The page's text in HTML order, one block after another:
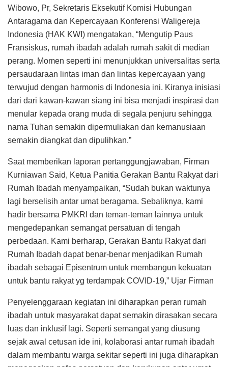
Wibowo, Pr, Sekretaris Eksekutif Komisi Hubungan
Antaragama dan Kepercayaan Konferensi Waligereja
Indonesia (HAK KWI) mengatakan, “Mengutip Paus
Fransiskus, rumah ibadah adalah rumah sakit di median
perang. Momen seperti ini menunjukkan universalitas serta
persaudaraan lintas iman dan lintas kepercayaan yang
terwujud dengan harmonis di Indonesia ini. Kiranya inisiasi
dari dari kawan-kawan siang ini bisa menjadi inspirasi dan
menular kepada orang muda di segala penjuru sehingga
nama Tuhan semakin dipermuliakan dan kemanusiaan
semakin diangkat dan dipulihkan.”
Saat memberikan laporan pertanggungjawaban, Firman
Kurniawan Said, Ketua Panitia Gerakan Bantu Rakyat dari
Rumah Ibadah menyampaikan, “Sudah bukan waktunya
lagi berselisih antar umat beragama. Sebaliknya, kami
hadir bersama PMKRI dan teman-teman lainnya untuk
mengedepankan semangat persatuan di tengah
perbedaan. Kami berharap, Gerakan Bantu Rakyat dari
Rumah Ibadah dapat benar-benar menjadikan Rumah
ibadah sebagai Episentrum untuk membangun kekuatan
untuk bantu rakyat yg terdampak COVID-19,” Ujar Firman
Penyelenggaraan kegiatan ini diharapkan peran rumah
ibadah untuk masyarakat dapat semakin dirasakan secara
luas dan inklusif lagi. Seperti semangat yang diusung
sejak awal cetusan ide ini, kolaborasi antar rumah ibadah
dalam membantu warga sekitar seperti ini juga diharapkan